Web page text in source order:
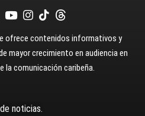
ofrece contenidos informativos y
mayor crecimiento en audiencia en
la comunicación caribeña.
noticias.